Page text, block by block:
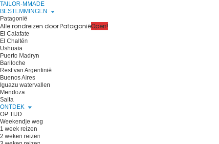
TAILOR-MMADE
BESTEMMINGEN
Patagonië
Alle rondreizen door PatagoniëOpen!
El Calafate
El Chaltén
Ushuaia
Puerto Madryn
Bariloche
Rest van Argentinië
Buenos Aires
Iguazu watervallen
Mendoza
Salta
ONTDEK
OP TIJD
Weekendje weg
1 week reizen
2 weken reizen